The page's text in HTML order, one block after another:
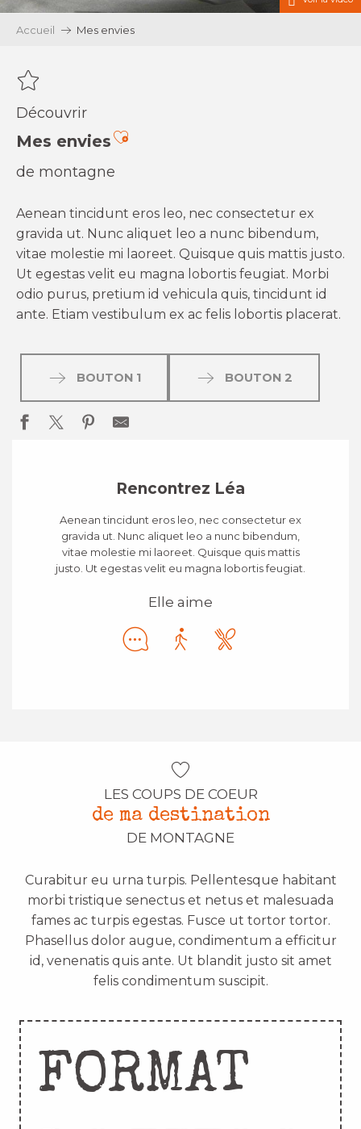
Accueil Mes envies
Découvrir
Mes enviesAjouter aux favoris
de montagne
Aenean tincidunt eros leo, nec consectetur ex
gravida ut. Nunc aliquet leo a nunc bibendum,
vitae molestie mi laoreet. Quisque quis mattis justo.
Ut egestas velit eu magna lobortis feugiat. Morbi
odio purus, pretium id vehicula quis, tincidunt id
ante. Etiam vestibulum ex ac felis lobortis placerat.
BOUTON 1 BOUTON 2
Rencontrez Léa
Aenean tincidunt eros leo, nec consectetur ex
gravida ut. Nunc aliquet leo a nunc bibendum,
vitae molestie mi laoreet. Quisque quis mattis
justo. Ut egestas velit eu magna lobortis feugiat.
Elle aime
LES COUPS DE COEUR
de ma destination
DE MONTAGNE
Curabitur eu urna turpis. Pellentesque habitant
morbi tristique senectus et netus et malesuada
fames ac turpis egestas. Fusce ut tortor tortor.
Phasellus dolor augue, condimentum a efficitur
id, venenatis quis ante. Ut blandit justo sit amet
felis condimentum suscipit.
FORMAT